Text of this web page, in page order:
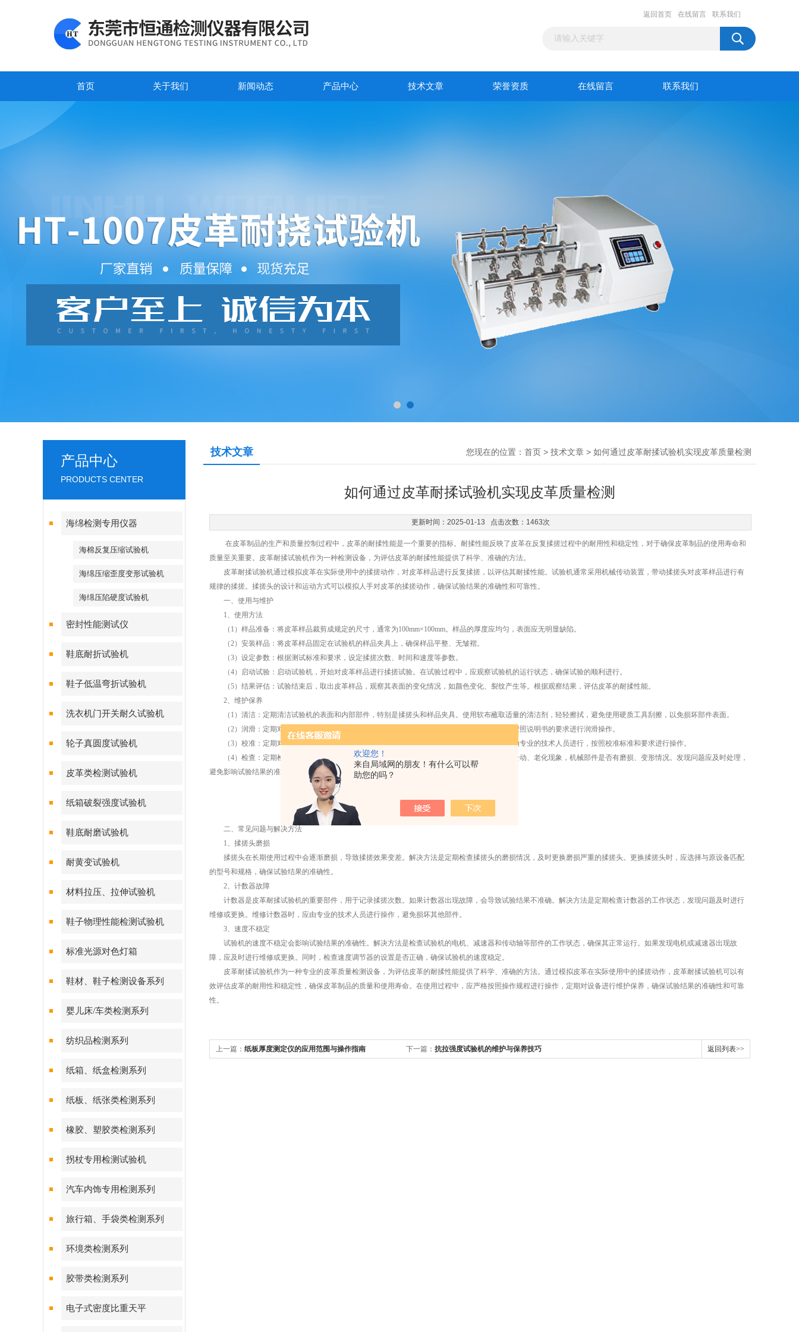
欢迎您！
来自局域网的朋友！有什么可以帮
助您的吗？
返回首页 在线留言 联系我们
首页 关于我们 新闻动态 产品中心 技术文章 荣誉资质 在线留言 联系我们
产品中心
PRODUCTS CENTER
海绵检测专用仪器
海棉反复压缩试验机
海绵压缩歪度变形试验机
海绵压陷硬度试验机
密封性能测试仪
鞋底耐折试验机
鞋子低温弯折试验机
洗衣机门开关耐久试验机
轮子真圆度试验机
皮革类检测试验机
纸箱破裂强度试验机
鞋底耐磨试验机
耐黄变试验机
材料拉压、拉伸试验机
鞋子物理性能检测试验机
标准光源对色灯箱
鞋材、鞋子检测设备系列
婴儿床/车类检测系列
纺织品检测系列
纸箱、纸盒检测系列
纸板、纸张类检测系列
橡胶、塑胶类检测系列
拐杖专用检测试验机
汽车内饰专用检测系列
旅行箱、手袋类检测系列
环境类检测系列
胶带类检测系列
电子式密度比重天平
技术文章 您现在的位置： 首页 > 技术文章 > 如何通过皮革耐揉试验机实现皮革质量检测
如何通过皮革耐揉试验机实现皮革质量检测
更新时间：2025-01-13 点击次数：1463次
在皮革制品的生产和质量控制过程中，皮革的耐揉性能是一个重要的指标。耐揉性能反映了皮革在反复揉搓过程中的耐用性和稳定性，对于确保皮革制品的使用寿命和
质量至关重要。皮革耐揉试验机作为一种检测设备，为评估皮革的耐揉性能提供了科学、准确的方法。
皮革耐揉试验机通过模拟皮革在实际使用中的揉搓动作，对皮革样品进行反复揉搓，以评估其耐揉性能。试验机通常采用机械传动装置，带动揉搓头对皮革样品进行有
规律的揉搓。揉搓头的设计和运动方式可以模拟人手对皮革的揉搓动作，确保试验结果的准确性和可靠性。
一、使用与维护
1、使用方法
（1）样品准备：将皮革样品裁剪成规定的尺寸，通常为100mm×100mm。样品的厚度应均匀，表面应无明显缺陷。
（2）安装样品：将皮革样品固定在试验机的样品夹具上，确保样品平整、无皱褶。
（3）设定参数：根据测试标准和要求，设定揉搓次数、时间和速度等参数。
（4）启动试验：启动试验机，开始对皮革样品进行揉搓试验。在试验过程中，应观察试验机的运行状态，确保试验的顺利进行。
（5）结果评估：试验结束后，取出皮革样品，观察其表面的变化情况，如颜色变化、裂纹产生等。根据观察结果，评估皮革的耐揉性能。
2、维护保养
（1）清洁：定期清洁试验机的表面和内部部件，特别是揉搓头和样品夹具。使用软布蘸取适量的清洁剂，轻轻擦拭，避免使用硬质工具刮擦，以免损坏部件表面。
（2）润滑：定期对试验机的机械传动装置进行润滑，确保其运行顺畅。使用专用的润滑剂，按照说明书的要求进行润滑操作。
（3）校准：定期对试验机的计数器、定时器和速度调节器进行校准，确保其准确性。校准应由专业的技术人员进行，按照校准标准和要求进行操作。
（4）检查：定期检查试验机的电气线路和机械部件，确保其正常运行。检查电气线路是否有松动、老化现象，机械部件是否有磨损、变形情况。发现问题应及时处理，
避免影响试验结果的准确性。
二、常见问题与解决方法
1、揉搓头磨损
揉搓头在长期使用过程中会逐渐磨损，导致揉搓效果变差。解决方法是定期检查揉搓头的磨损情况，及时更换磨损严重的揉搓头。更换揉搓头时，应选择与原设备匹配
的型号和规格，确保试验结果的准确性。
2、计数器故障
计数器是皮革耐揉试验机的重要部件，用于记录揉搓次数。如果计数器出现故障，会导致试验结果不准确。解决方法是定期检查计数器的工作状态，发现问题及时进行
维修或更换。维修计数器时，应由专业的技术人员进行操作，避免损坏其他部件。
3、速度不稳定
试验机的速度不稳定会影响试验结果的准确性。解决方法是检查试验机的电机、减速器和传动轴等部件的工作状态，确保其正常运行。如果发现电机或减速器出现故
障，应及时进行维修或更换。同时，检查速度调节器的设置是否正确，确保试验机的速度稳定。
皮革耐揉试验机作为一种专业的皮革质量检测设备，为评估皮革的耐揉性能提供了科学、准确的方法。通过模拟皮革在实际使用中的揉搓动作，皮革耐揉试验机可以有
效评估皮革的耐用性和稳定性，确保皮革制品的质量和使用寿命。在使用过程中，应严格按照操作规程进行操作，定期对设备进行维护保养，确保试验结果的准确性和可靠
性。
上一篇： 纸板厚度测定仪的应用范围与操作指南 下一篇： 抗拉强度试验机的维护与保养技巧 返回列表>>